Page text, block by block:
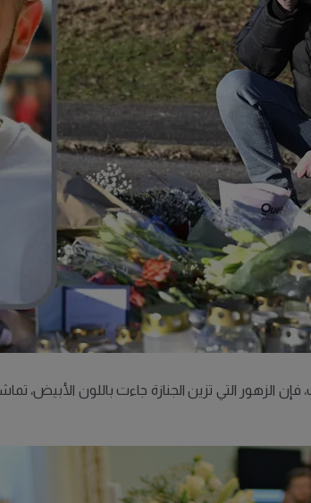
التي تزين الجنازة جاءت باللون الأبيض،